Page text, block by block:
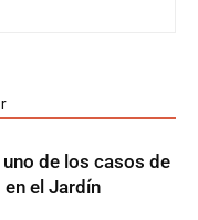
de los casos de
el Jardín